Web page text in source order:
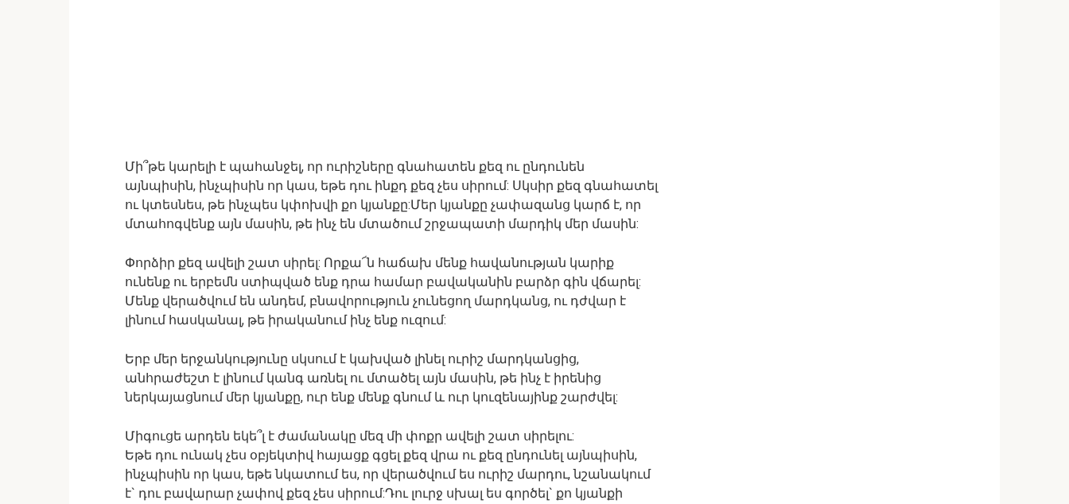
Մի՞թե կարելի է պահանջել, որ ուրիշները գնահատեն քեզ ու ընդունեն
այնպիսին, ինչպիսին որ կաս, եթե դու ինքդ քեզ չես սիրում: Սկսիր քեզ գնահատել
ու կտեսնես, թե ինչպես կփոխվի քո կյանքը:Մեր կյանքը չափազանց կարճ է, որ
մտահոգվենք այն մասին, թե ինչ են մտածում շրջապատի մարդիկ մեր մասին:
Փորձիր քեզ ավելի շատ սիրել: Որքա՜ն հաճախ մենք հավանության կարիք
ունենք ու երբեմն ստիպված ենք դրա համար բավականին բարձր գին վճարել:
Մենք վերածվում են անդեմ, բնավորություն չունեցող մարդկանց, ու դժվար է
լինում հասկանալ, թե իրականում ինչ ենք ուզում:
Երբ մեր երջանկությունը սկսում է կախված լինել ուրիշ մարդկանցից,
անհրաժեշտ է լինում կանգ առնել ու մտածել այն մասին, թե ինչ է իրենից
ներկայացնում մեր կյանքը, ուր ենք մենք գնում և ուր կուզենայինք շարժվել:
Միգուցե արդեն եկե՞լ է ժամանակը մեզ մի փոքր ավելի շատ սիրելու:
Եթե դու ունակ չես օբյեկտիվ հայացք գցել քեզ վրա ու քեզ ընդունել այնպիսին,
ինչպիսին որ կաս, եթե նկատում ես, որ վերածվում ես ուրիշ մարդու, նշանակում
է` դու բավարար չափով քեզ չես սիրում:Դու լուրջ սխալ ես գործել` քո կյանքի